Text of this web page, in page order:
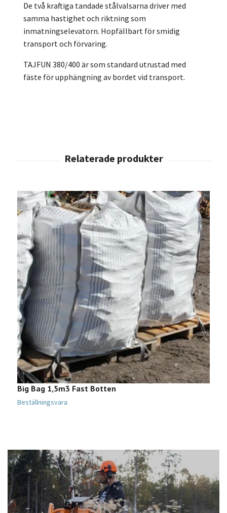
De två kraftiga tandade stålvalsarna driver med
samma hastighet och riktning som
inmatningselevatorn. Hopfällbart för smidig
transport och förvaring.
TAJFUN 380/400 är som standard utrustad med
fäste för upphängning av bordet vid transport.
Big Bag 1,5m3 Fast Botten
Beställningsvara